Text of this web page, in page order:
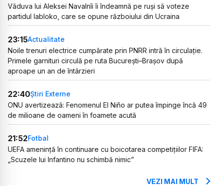
Văduva lui Aleksei Navalnîi îi îndeamnă pe ruși să voteze
partidul Iabloko, care se opune războiului din Ucraina
23:15Actualitate
Noile trenuri electrice cumpărate prin PNRR intră în circulație.
Primele garnituri circulă pe ruta București–Brașov după
aproape un an de întârzieri
22:40Știri Externe
ONU avertizează: Fenomenul El Niño ar putea împinge încă 49
de milioane de oameni în foamete acută
21:52Fotbal
UEFA amenință în continuare cu boicotarea competițiilor FIFA:
„Scuzele lui Infantino nu schimbă nimic”
VEZI MAI MULT